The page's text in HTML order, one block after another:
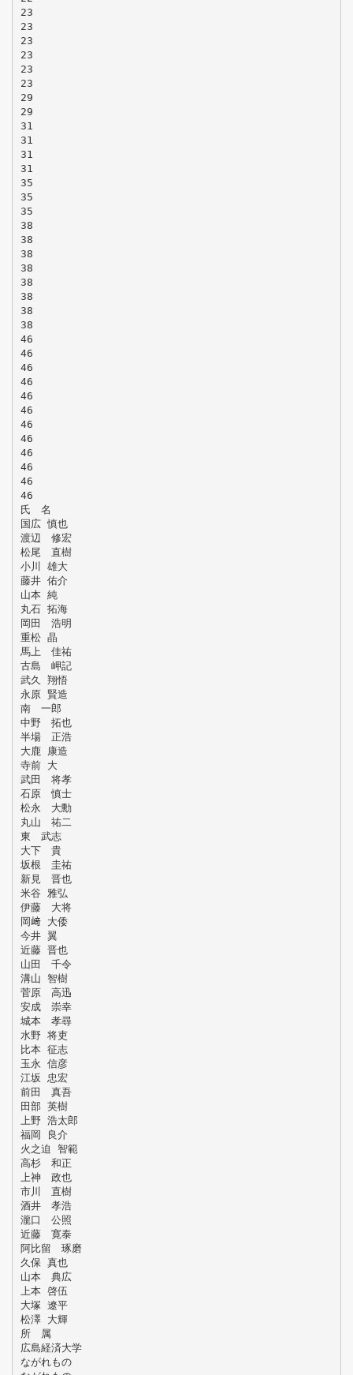
23
23
23
23
23
23
29
29
31
31
31
31
35
35
35
38
38
38
38
38
38
38
38
46
46
46
46
46
46
46
46
46
46
46
46
氏 名
国広 慎也
渡辺 修宏
松尾 直樹
小川 雄大
藤井 佑介
山本 純
丸石 拓海
岡田 浩明
重松 晶
馬上 佳祐
古島 岬記
武久 翔悟
永原 賢造
南 一郎
中野 拓也
半場 正浩
大鹿 康造
寺前 大
武田 将孝
石原 慎士
松永 大勳
丸山 祐二
東 武志
大下 貴
坂根 圭祐
新見 晋也
米谷 雅弘
伊藤 大将
岡﨑 大倭
今井 翼
近藤 晋也
山田 千令
溝山 智樹
菅原 高迅
安成 崇幸
城本 孝尋
水野 将吏
比本 征志
玉永 信彦
江坂 忠宏
前田 真吾
田部 英樹
上野 浩太郎
福岡 良介
火之迫 智範
高杉 和正
上神 政也
市川 直樹
酒井 孝浩
瀧口 公照
近藤 寛泰
阿比留 琢磨
久保 真也
山本 典広
上本 啓伍
大塚 遼平
松澤 大輝
所 属
広島経済大学
ながれもの